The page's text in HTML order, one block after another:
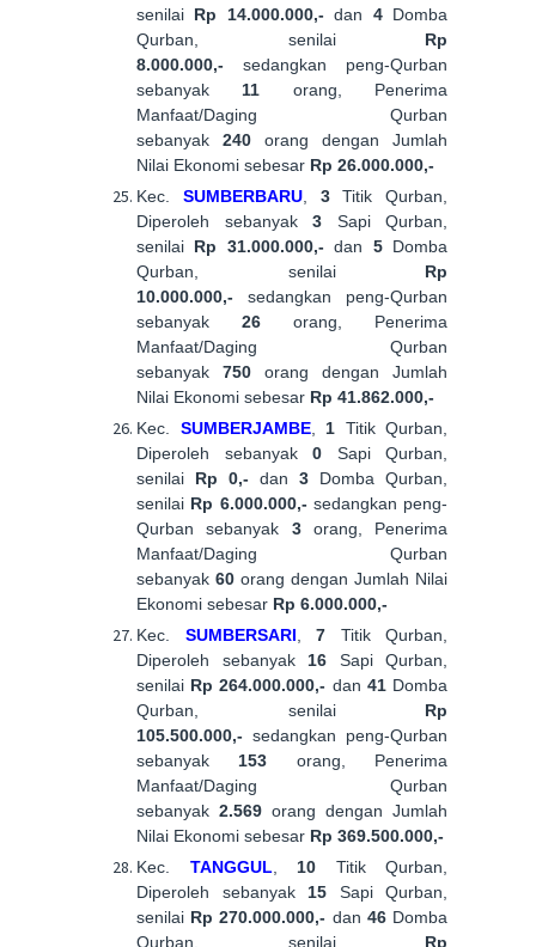
senilai Rp 14.000.000,-dan 4Domba
Qurban, senilai Rp
8.000.000,- sedangkan peng-Qurban
sebanyak 11 orang, Penerima
Manfaat/Daging Qurban
sebanyak 240 orang dengan Jumlah
Nilai Ekonomi sebesar Rp 26.000.000,-
Kec. SUMBERBARU, 3Titik Qurban,
Diperoleh sebanyak 3 Sapi Qurban,
senilai Rp 31.000.000,-dan 5Domba
Qurban, senilai Rp
10.000.000,- sedangkan peng-Qurban
sebanyak 26 orang, Penerima
Manfaat/Daging Qurban
sebanyak 750 orang dengan Jumlah
Nilai Ekonomi sebesar Rp 41.862.000,-
Kec. SUMBERJAMBE, 1 Titik Qurban,
Diperoleh sebanyak 0 Sapi Qurban,
senilai Rp 0,- dan 3 Domba Qurban,
senilai Rp 6.000.000,-sedangkan peng-
Qurban sebanyak 3orang, Penerima
Manfaat/Daging Qurban
sebanyak 60 orang dengan Jumlah Nilai
Ekonomi sebesar Rp 6.000.000,-
Kec. SUMBERSARI 7 Titik Qurban,
Diperoleh sebanyak 16 Sapi Qurban,
senilai Rp 264.000.000,- dan 41Domba
Qurban, senilai Rp
105.500.000,- sedangkan peng-Qurban
sebanyak 153 orang, Penerima
Manfaat/Daging Qurban
sebanyak 2.569 orang dengan Jumlah
Nilai Ekonomi sebesar Rp 369.500.000,-
Kec. TANGGUL 10 Titik Qurban,
Diperoleh sebanyak 15 Sapi Qurban,
senilai Rp 270.000.000,- dan 46Domba
Qurban, senilai Rp